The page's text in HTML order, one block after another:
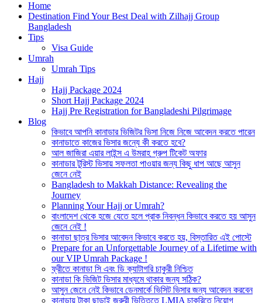
জিলহজ্জ গ্রুপ বাংলাদেশ
Best Hajj Umrah Travel Tour Agent in Bangladesh
Home
Destination Find Your Best Deal with Zilhajj Group
Bangladesh
Tips
Visa Guide
Umrah
Umrah Tips
Hajj
Hajj Package 2024
Short Hajj Package 2024
Hajj Pre Registration for Bangladeshi Pilgrimage
Blog
কিভাবে আপনি কানাডার ভিজিটর ভিসা নিজে নিজে আবেদন করতে পারেন
কানাডাতে কাজের ভিসার জন্যে কী করতে হবে?
আল জাজিরা এয়ার লাইন্স এ উমরাহ গ্রুপ টিকেট অফার
কানাডার টুরিস্ট ভিসায় সফলতা পাওয়ার জন্য কিছু ধাপ আছে আসুন
জেনে নেই
Bangladesh to Makkah Distance: Revealing the
Journey
Planning Your Hajj or Umrah?
বাংলাদেশ থেকে হজে যেতে হলে প্রাক নিবন্ধন কিভাবে করতে হয় আসুন
জেনে নেই !
কানাডা ছাত্র ভিসার আবেদন কিভাবে করতে হয়, বিস্তারিত এই পোস্টে
Prepare for an Unforgettable Journey of a Lifetime with
our VIP Umrah Package !
ফ্রীতে কানাডা সি এবং ডি ক্যাটাগরি চাকুরী নিশ্চিত
কানাডা কি ভিজিট ভিসার মাধ্যমে থাকার জন্য সঠিক?
আসুন জেনে নেই কিভাবে ডেনমার্কে ভিসিট ভিসার জন্য আবেদন করবেন
কানাডায় টাকা ছাড়াই জরুরী ভিত্তিতে LMIA চাকরিতে নিয়োগ